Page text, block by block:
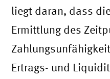
liegt daran, dass
Ermittlung des
Ertrags- und